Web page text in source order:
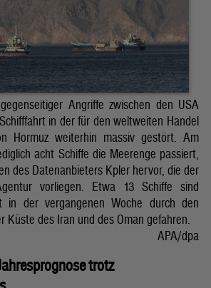
Angriffe zwischen den USA
in der für den weltweiten Handel
Hormuz weiterhin massiv gestört. Am
acht Schiffe die Meerenge passiert,
des Datenanbieters Kpler hervor, die der
vorliegen. Etwa 13 Schiffe sind
in der vergangenen Woche durch den
Küste des Iran und des Oman gefahren.
APA/dpa
trotz